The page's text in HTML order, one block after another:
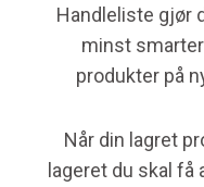
Handleliste gjør
minst
produkter på
Når din lagret
lageret du skal få